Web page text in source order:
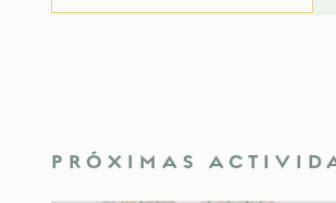
PRÓXIMAS